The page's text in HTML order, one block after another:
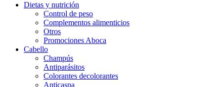
Dietas y nutrición
Control de peso
Complementos alimenticios
Otros
Promociones Aboca
Cabello
Champús
Antiparásitos
Colorantes decolorantes
Anticaspa